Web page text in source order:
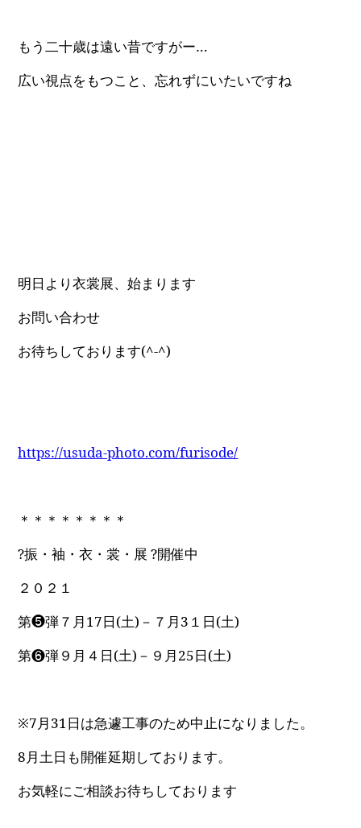
もう二十歳は遠い昔ですがー…
広い視点をもつこと、忘れずにいたいですね
明日より衣裳展、始まります
お問い合わせ
お待ちしております(^-^)
https://usuda-photo.com/furisode/
＊＊＊＊＊＊＊＊
?振・袖・衣・裳・展 ?開催中
２０２１
第❺弾７月17日(土)－７月3１日(土)
第❻弾９月４日(土)－９月25日(土)
※7月31日は急遽工事のため中止になりました。
8月土日も開催延期しております。
お気軽にご相談お待ちしております